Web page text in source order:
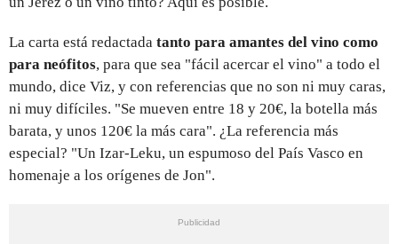
La carta está redactada tanto para amantes del vino como
para neófitos, para que sea "fácil acercar el vino" a todo el
mundo, dice Viz, y con referencias que no son ni muy caras,
ni muy difíciles. "Se mueven entre 18 y 20€, la botella más
barata, y unos 120€ la más cara". ¿La referencia más
especial? "Un Izar-Leku, un espumoso del País Vasco en
homenaje a los orígenes de Jon".